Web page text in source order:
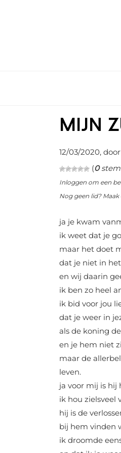
mijn
12/03/2020,
(0
Inloggen om een
Nog geen lid?
ja je kwam
ik weet dat je
maar het doet
dat je niet in
en wij daarin
ik ben zo heel
ik bid voor jou
dat je weer in
als de koning
en je hem niet
maar de
leven.
ja voor mij is hij
ik hou zielsveel
hij is de
bij hem vinden
ik droomde